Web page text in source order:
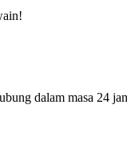
dalam masa 24